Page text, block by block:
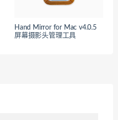
Hand Mirror for Mac v4.0.5
屏幕摄影头管理工具